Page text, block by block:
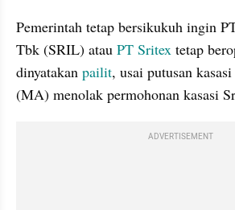
Pemerintah tetap bersikukuh ingin
Tbk (SRIL) atau PT Sritex tetap
dinyatakan pailit, usai putusan
(MA) menolak permohonan kasasi
ADVERTISEMENT